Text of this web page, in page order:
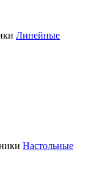
Линейные
Настольные